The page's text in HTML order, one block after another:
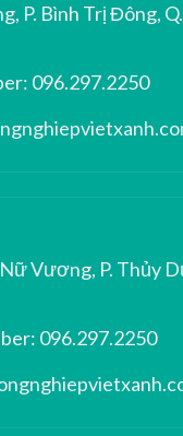
P. Bình Trị Đông,
096.297.2250
Vương, P. Thủy
096.297.2250